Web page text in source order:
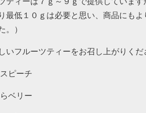
最低１０ｇは必要と思い、商品にも
。）
いフルーツティーをお召し上がりくだ
ピーチ
ベリー